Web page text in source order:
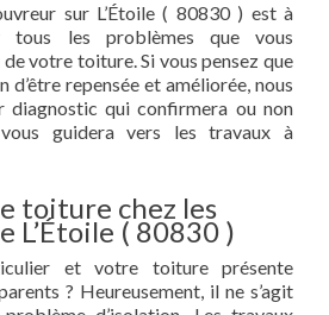
sur L’Étoile ( 80830 ) est à
tous les problèmes que vous
votre toiture. Si vous pensez que
repensée et améliorée, nous
diagnostic qui confirmera ou non
guidera vers les travaux à
toiture chez les
L’Étoile ( 80830 )
et votre toiture présente
? Heureusement, il ne s’agit